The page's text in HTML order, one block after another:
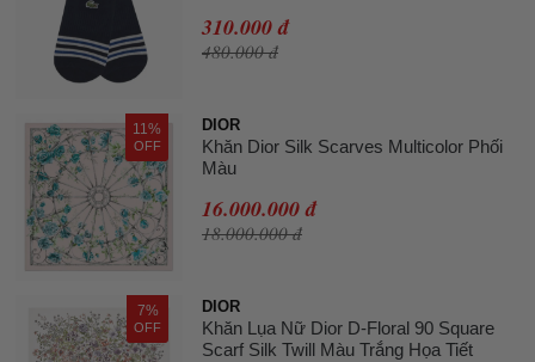
310.000 đ
480.000 đ
11%
OFF
DIOR
Khăn Dior Silk Scarves Multicolor Phối
Màu
16.000.000 đ
18.000.000 đ
7%
OFF
DIOR
Khăn Lụa Nữ Dior D-Floral 90 Square
Scarf Silk Twill Màu Trắng Họa Tiết